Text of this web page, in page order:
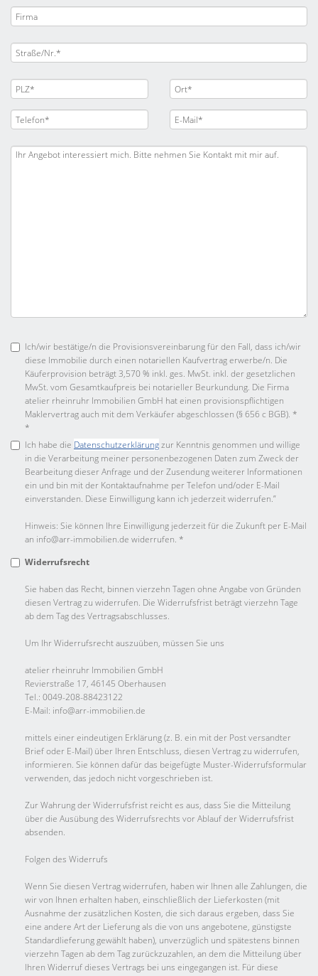
Ich/wir bestätige/n die Provisionsvereinbarung für den Fall, dass ich/wir
diese Immobilie durch einen notariellen Kaufvertrag erwerbe/n. Die
Käuferprovision beträgt 3,570 % inkl. ges. MwSt. inkl. der gesetzlichen
MwSt. vom Gesamtkaufpreis bei notarieller Beurkundung. Die Firma
atelier rheinruhr Immobilien GmbH hat einen provisionspflichtigen
Maklervertrag auch mit dem Verkäufer abgeschlossen (§ 656 c BGB). *
*
Ich habe die Datenschutzerklärungzur Kenntnis genommen und willige
in die Verarbeitung meiner personenbezogenen Daten zum Zweck der
Bearbeitung dieser Anfrage und der Zusendung weiterer Informationen
ein und bin mit der Kontaktaufnahme per Telefon und/oder E-Mail
einverstanden. Diese Einwilligung kann ich jederzeit widerrufen.”
Hinweis: Sie können Ihre Einwilligung jederzeit für die Zukunft per E-Mail
an info@arr-immobilien.de widerrufen. *
Widerrufsrecht
Sie haben das Recht, binnen vierzehn Tagen ohne Angabe von Gründen
diesen Vertrag zu widerrufen. Die Widerrufsfrist beträgt vierzehn Tage
ab dem Tag des Vertragsabschlusses.
Um Ihr Widerrufsrecht auszuüben, müssen Sie uns
atelier rheinruhr Immobilien GmbH
Revierstraße 17, 46145 Oberhausen
Tel.: 0049-208-88423122
E-Mail: info@arr-immobilien.de
mittels einer eindeutigen Erklärung (z. B. ein mit der Post versandter
Brief oder E-Mail) über Ihren Entschluss, diesen Vertrag zu widerrufen,
informieren. Sie können dafür das beigefügte Muster-Widerrufsformular
verwenden, das jedoch nicht vorgeschrieben ist.
Zur Wahrung der Widerrufsfrist reicht es aus, dass Sie die Mitteilung
über die Ausübung des Widerrufsrechts vor Ablauf der Widerrufsfrist
absenden.
Folgen des Widerrufs
Wenn Sie diesen Vertrag widerrufen, haben wir Ihnen alle Zahlungen, die
wir von Ihnen erhalten haben, einschließlich der Lieferkosten (mit
Ausnahme der zusätzlichen Kosten, die sich daraus ergeben, dass Sie
eine andere Art der Lieferung als die von uns angebotene, günstigste
Standardlieferung gewählt haben), unverzüglich und spätestens binnen
vierzehn Tagen ab dem Tag zurückzuzahlen, an dem die Mitteilung über
Ihren Widerruf dieses Vertrags bei uns eingegangen ist. Für diese